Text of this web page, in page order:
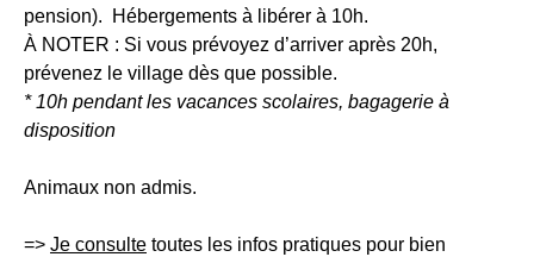
pension). Hébergements à libérer à 10h.
À NOTER : Si vous prévoyez d’arriver après 20h,
prévenez le village dès que possible.
* 10h pendant les vacances scolaires, bagagerie à
disposition
Animaux non admis.
=> Je consulte toutes les infos pratiques pour bien